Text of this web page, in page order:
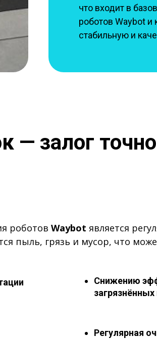
что входит в
роботов Waybot и
стабильную и
— залог
роботов Waybot является
пыль, грязь и мусор, что
Снижению
Регулярная